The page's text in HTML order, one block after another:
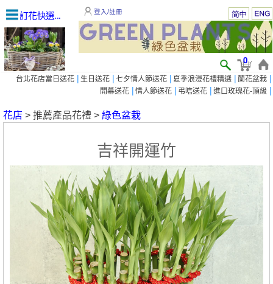
訂花快選... 登入/註冊
0
台北花店當日送花 | 生日送花 | 七夕情人節送花 | 夏季浪漫花禮精選 | 蘭花盆栽 |
開幕送花 | 情人節送花 | 弔唁送花 | 進口玫瑰花-頂級 |
花店 > 推薦產品花禮 >綠色盆栽
吉祥開運竹